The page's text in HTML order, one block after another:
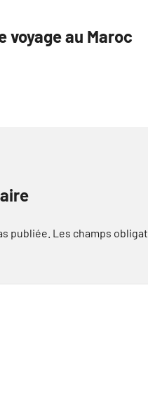
voyage au Maroc
publiée. Les champs